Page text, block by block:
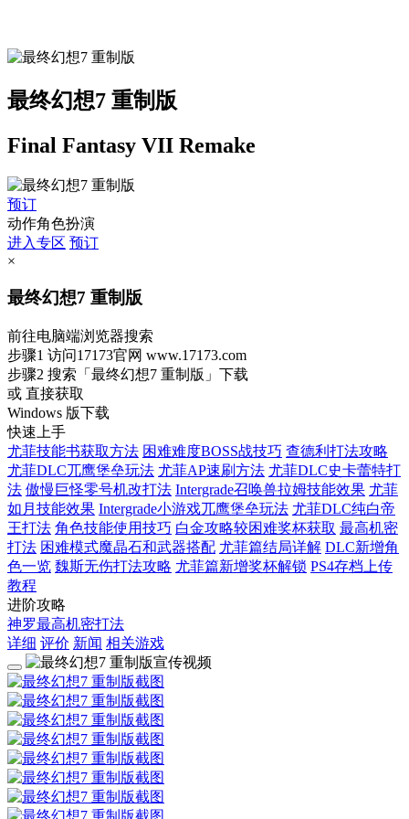
最终幻想7 重制版
Final Fantasy VII Remake
预订
动作角色扮演
进入专区 预订
×
最终幻想7 重制版
前往电脑端浏览器搜索
步骤1 访问17173官网 www.17173.com
步骤2 搜索 「最终幻想7 重制版」 下载
或 直接获取
Windows 版下载
快速上手
尤菲技能书获取方法 困难难度BOSS战技巧 查德利打法攻略
尤菲DLC兀鹰堡垒玩法 尤菲AP速刷方法 尤菲DLC史卡蕾特打
法 傲慢巨怪零号机改打法 Intergrade召唤兽拉姆技能效果 尤菲
如月技能效果 Intergrade小游戏兀鹰堡垒玩法 尤菲DLC纯白帝
王打法 角色技能使用技巧 白金攻略较困难奖杯获取 最高机密
打法 困难模式魔晶石和武器搭配 尤菲篇结局详解 DLC新增角
色一览 魏斯无伤打法攻略 尤菲篇新增奖杯解锁 PS4存档上传
教程
进阶攻略
神罗最高机密打法
详细 评价 新闻 相关游戏